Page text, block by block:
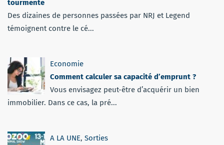
tourmente
Des dizaines de personnes passées par NRJ et Legend
témoignent contre le cé...
Economie
Comment calculer sa capacité d’emprunt ?
Vous envisagez peut-être d’acquérir un bien
immobilier. Dans ce cas, la pré...
A LA UNE, Sorties